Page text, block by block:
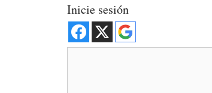
Inicie sesión